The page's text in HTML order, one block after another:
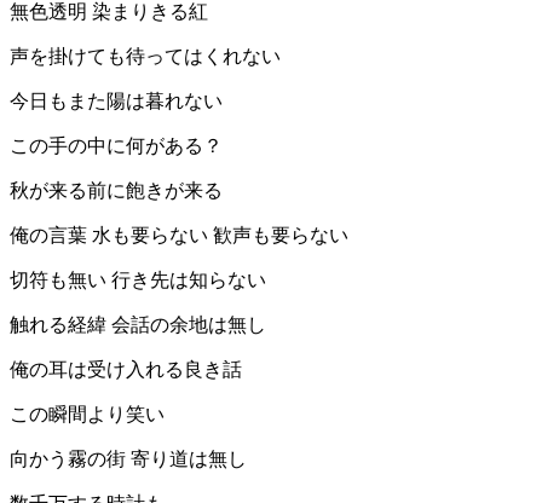
無色透明 染まりきる紅
声を掛けても待ってはくれない
今日もまた陽は暮れない
この手の中に何がある？
秋が来る前に飽きが来る
俺の言葉 水も要らない 歓声も要らない
切符も無い 行き先は知らない
触れる経緯 会話の余地は無し
俺の耳は受け入れる良き話
この瞬間より笑い
向かう霧の街 寄り道は無し